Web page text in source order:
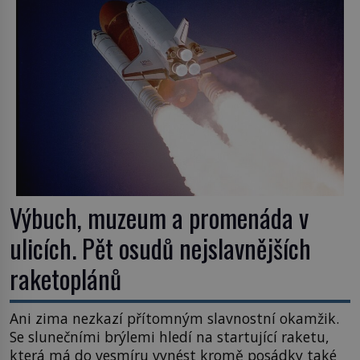
Výbuch, muzeum a promenáda v
ulicích. Pět osudů nejslavnějších
raketoplánů
Ani zima nezkazí přítomným slavnostní okamžik.
Se slunečními brýlemi hledí na startující raketu,
která má do vesmíru vynést kromě posádky také